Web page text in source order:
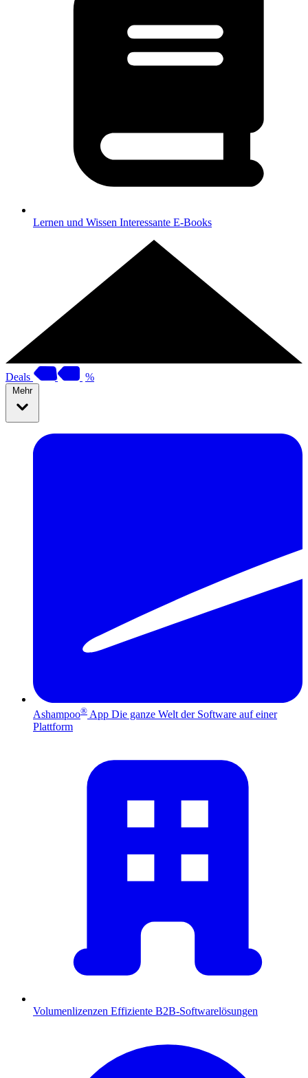
Lernen und Wissen Interessante E-Books
Deals %
Mehr
Ashampoo® App Die ganze Welt der Software auf einer
Plattform
Volumenlizenzen Effiziente B2B-Softwarelösungen